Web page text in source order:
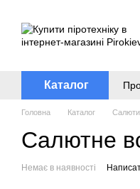
Каталог
Головна Каталог
Салютне
Немає в наявності